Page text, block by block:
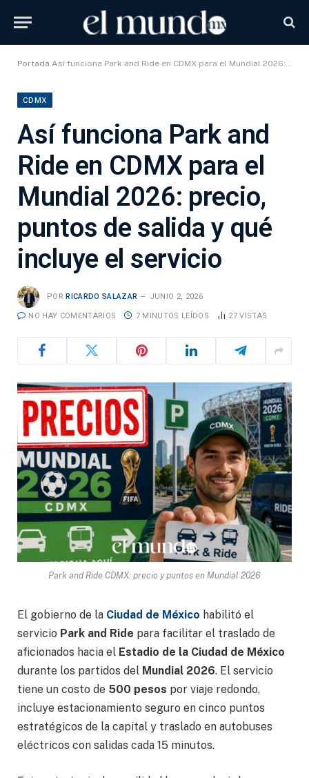
Portada Así funciona Park and Ride en CDMX para el Mundial 2026: precio, puntos de salida y qué incluye el servicio
CDMX
Así funciona Park and
Ride en CDMX para el
Mundial 2026: precio,
puntos de salida y qué
incluye el servicio
POR RICARDO SALAZAR JUNIO 2, 2026
NO HAY COMENTARIOS 7 MINUTOS LEÍDOS 27VISTAS
Park and Ride CDMX: precio y puntos en Mundial 2026
El gobierno de la Ciudad de México habilitó el
servicio Park and Ride para facilitar el traslado de
aficionados hacia el Estadio de la Ciudad de México
durante los partidos del Mundial 2026. El servicio
tiene un costo de 500 pesos por viaje redondo,
incluye estacionamiento seguro en cinco puntos
estratégicos de la capital y traslado en autobuses
eléctricos con salidas cada 15 minutos.